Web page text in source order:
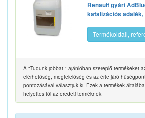
Renault gyári
katalizációs adalék,
Termékoldall,
A "Tudunk jobbat!" ajánlóban szereplő termékeket
elérhetőség, megfelelőség és az érte járó
pontozásával választjuk ki. Ezek a termékek
helyettesítői az eredeti terméknek.